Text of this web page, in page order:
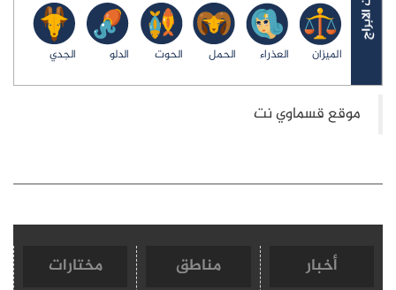
الميزان العذراء الحمل الحوت الدلو الجدي
أخبار مناطق مختارات